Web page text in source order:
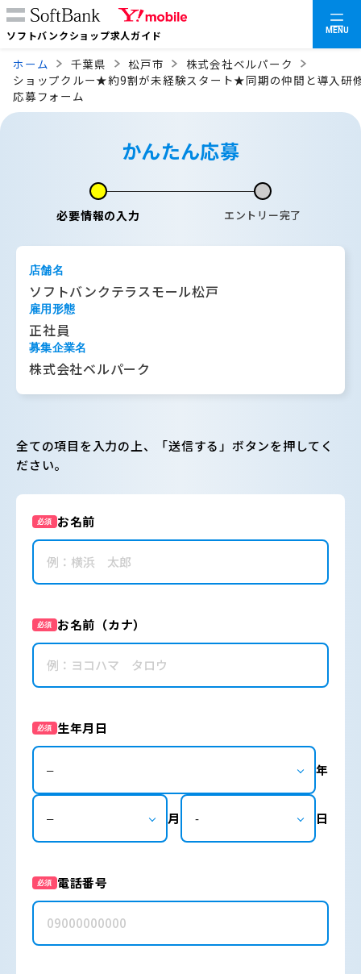
ソフトバンクショップ求人ガイド MENU
ホーム 千葉県 松戸市
株式会社ベルパーク
ショップクルー★約9割が未経験スタート★同期の仲間と導入研
応募フォーム
かんたん応募
必要情報の入力 エントリー完了
店舗名
ソフトバンクテラスモール松戸
雇用形態
正社員
募集企業名
株式会社ベルパーク
全ての項目を入力の上、「送信する」ボタンを押してく
ださい。
必須 お名前
必須 お名前（カナ）
必須 生年月日
年
月 日
必須 電話番号